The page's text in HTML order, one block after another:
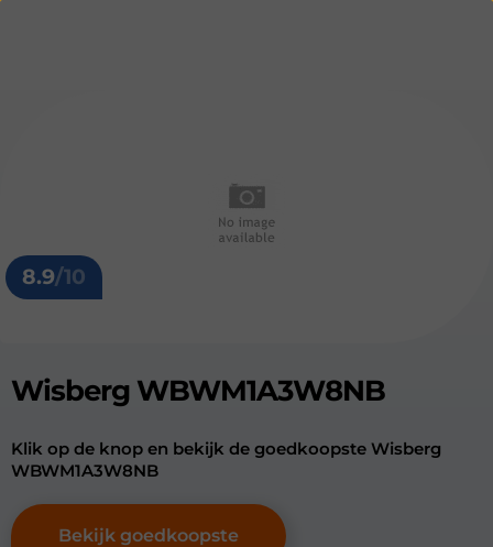
8.9/10
Wisberg WBWM1A3W8NB
Klik op de knop en bekijk de goedkoopste Wisberg
WBWM1A3W8NB
Bekijk goedkoopste